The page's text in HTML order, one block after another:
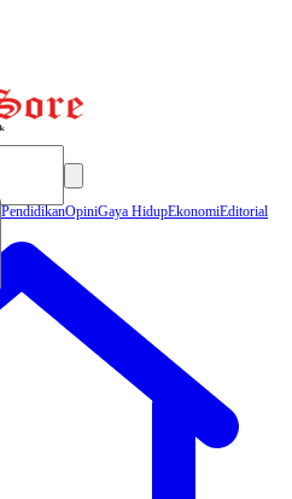
PendidikanOpiniGaya HidupEkonomiEditorial